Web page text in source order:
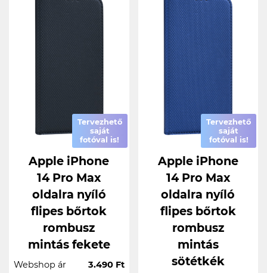
Tervezhető
saját
fotóval is!
Apple iPhone
14 Pro Max
oldalra nyíló
flipes bőrtok
rombusz
mintás fekete
Webshop ár
3.490 Ft
Tervezhető
saját
fotóval is!
Apple iPhone
14 Pro Max
oldalra nyíló
flipes bőrtok
rombusz
mintás
sötétkék